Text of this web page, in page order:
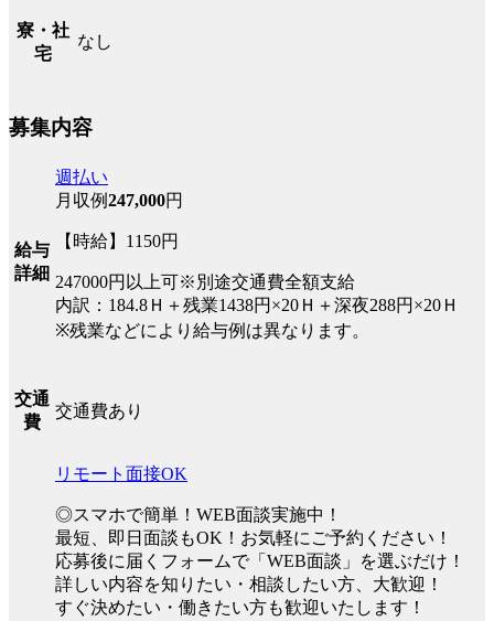
寮・社
宅
なし
募集内容
給与
詳細
週払い
月収例247,000円
【時給】1150円
247000円以上可※別途交通費全額支給
内訳：184.8Ｈ＋残業1438円×20Ｈ＋深夜288円×20Ｈ
※残業などにより給与例は異なります。
交通
費
交通費あり
リモート面接OK
◎スマホで簡単！WEB面談実施中！
最短、即日面談もOK！お気軽にご予約ください！
応募後に届くフォームで「WEB面談」を選ぶだけ！
詳しい内容を知りたい・相談したい方、大歓迎！
すぐ決めたい・働きたい方も歓迎いたします！